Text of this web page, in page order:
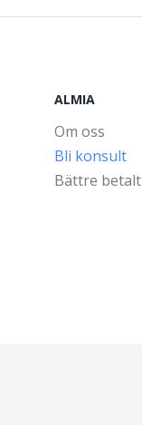
ALMIA
Om oss
Bli konsult
Bättre betalt